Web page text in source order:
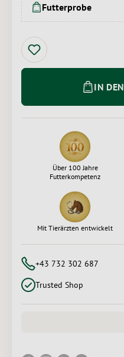
Futterprobe
IN
Über 100 Jahre
Futterkompetenz
Mit Tierärzten entwickelt
+43 732 302 687
Trusted Shop